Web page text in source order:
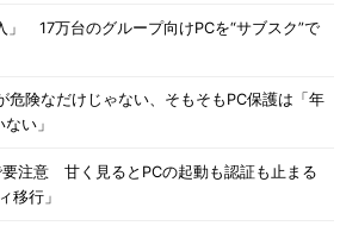
」 17万台のグループ向けPCを“サブスク”で
危険なだけじゃない、そもそもPC保護は「年
い」
注意 甘く見るとPCの起動も認証も止まる
移行」